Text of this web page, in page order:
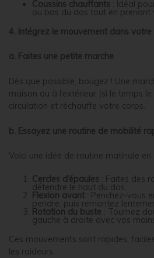
Coussins chauffants : Idéal
ou bas du dos tout en prenant
4. Intégrez le mouvement dans
a. Faites une petite marche
Dès que possible, bougez ! Une
maison ou à l’extérieur (si le temps
circulation et réchauffe votre corps.
b. Essayez une routine de mobilité
Voici une idée de routine matinale en
Cercles d’épaules : Faites des
détendre le haut du dos.
Flexion avant : Penchez-vous
pendre, puis remontez
Rotation du buste : Tournez
gauche à droite avec vos
Ces mouvements sont rapides,
les raideurs.